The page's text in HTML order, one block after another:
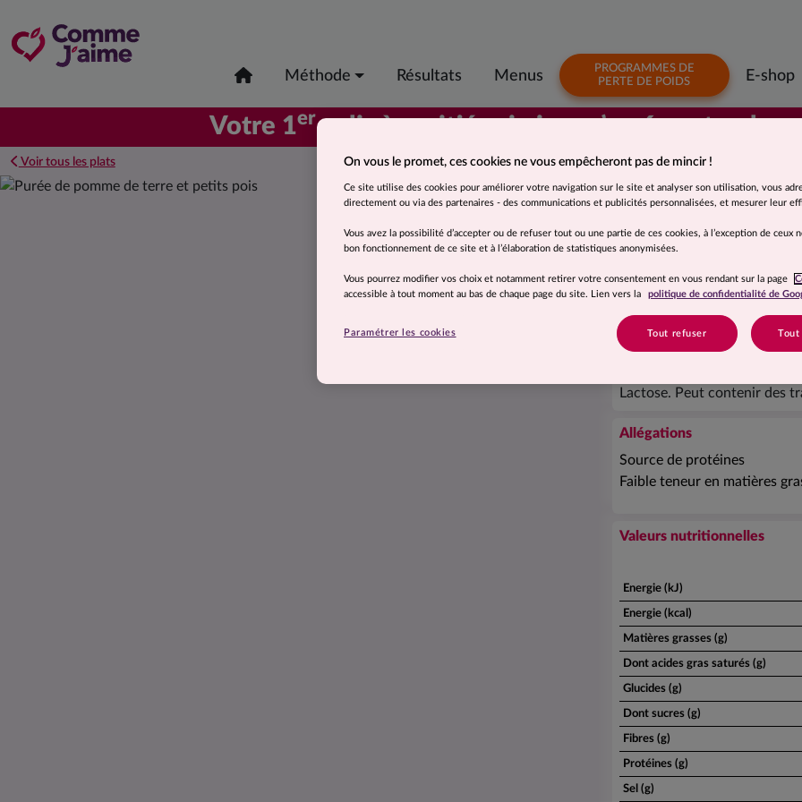
Méthode Résultats Menus
PROGRAMMES DE
PERTE DE POIDS
E-shop
Votre 1ercolis à moitié prix jusqu’au 6 septembre
Voir tous les plats
Suggestion de présentation. Photo non contractuelle. Purée de
Flocons de pomme de terre
oignon déshydraté, ail
Lactose. Peut contenir des
Allégations
Source de protéines
Faible teneur en matières
Valeurs nutritionnelles
Energie (kJ)
Energie (kcal)
Matières grasses (g)
Dont acides gras saturés (g)
Glucides (g)
Dont sucres (g)
Fibres (g)
Protéines (g)
Sel (g)
On vous le promet, ces cookies ne vous empêcheront pas de mincir !
Ce site utilise des cookies pour améliorer votre navigation sur le site et analyser son utilisation, vous
directement ou via des partenaires - des communications et publicités personnalisées, et mesurer leur
Vous avez la possibilité d’accepter ou de refuser tout ou une partie de ces cookies, à l’exception de ceux
bon fonctionnement de ce site et à l’élaboration de statistiques anonymisées.
Vous pourrez modifier vos choix et notamment retirer votre consentement en vous rendant sur la page
accessible à tout moment au bas de chaque page du site. Lien vers la
politique de confidentialité de
Tout refuser Tout
Paramétrer les cookies